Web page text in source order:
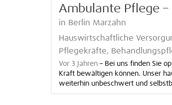
Ambulante Pflege
in Berlin Marzahn
Hauswirtschaftliche
Pflegekräfte,
Vor 3 Jahren – Bei uns finden Sie
Kraft bewältigen können. Unser
weiterhin unbeschwert und